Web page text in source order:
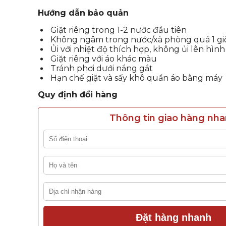
Hướng dẫn bảo quản
Giặt riêng trong 1-2 nước đầu tiên
Không ngâm trong nước/xà phòng quá 1
Ủi với nhiệt độ thích hợp, không ủi lên
Giặt riêng với áo khác màu
Tránh phơi dưới nắng gắt
Hạn chế giặt và sấy khô quần áo bằng máy
Quy định đổi hàng
Thông tin giao hàng
Đặt hàng nhanh